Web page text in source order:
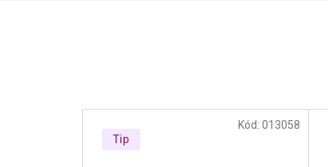
Tip
Kód: 013058